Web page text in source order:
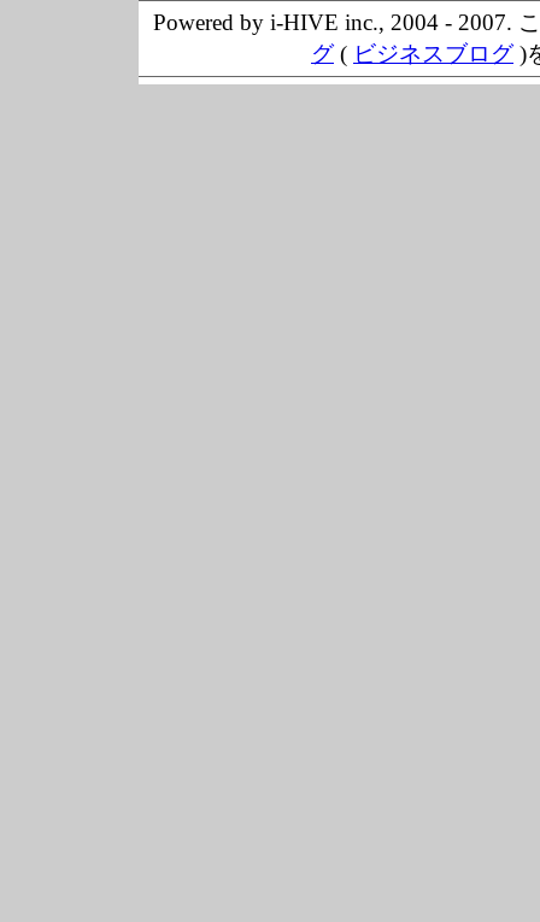
Powered by i-HIVE inc., 2004 - 2007.
グ( ビジネスブログ)